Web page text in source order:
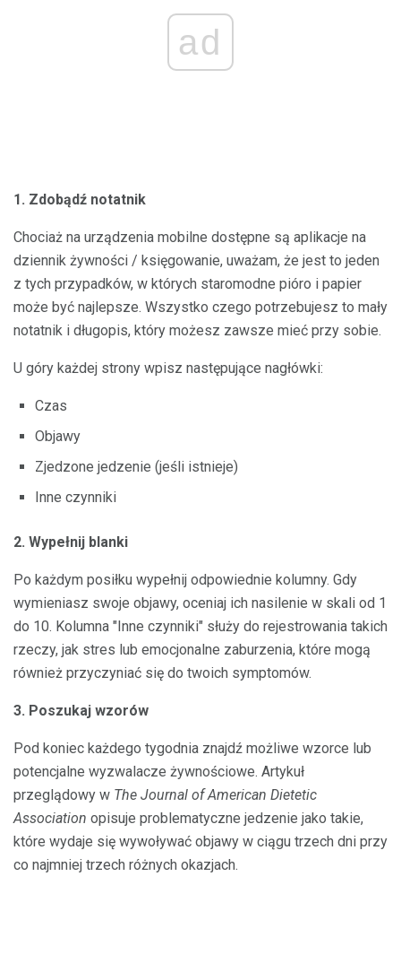
ad
1. Zdobądź notatnik
Chociaż na urządzenia mobilne dostępne są aplikacje na
dziennik żywności / księgowanie, uważam, że jest to jeden
z tych przypadków, w których staromodne pióro i papier
może być najlepsze. Wszystko czego potrzebujesz to mały
notatnik i długopis, który możesz zawsze mieć przy sobie.
U góry każdej strony wpisz następujące nagłówki:
Czas
Objawy
Zjedzone jedzenie (jeśli istnieje)
Inne czynniki
2. Wypełnij blanki
Po każdym posiłku wypełnij odpowiednie kolumny. Gdy
wymieniasz swoje objawy, oceniaj ich nasilenie w skali od 1
do 10. Kolumna "Inne czynniki" służy do rejestrowania takich
rzeczy, jak stres lub emocjonalne zaburzenia, które mogą
również przyczyniać się do twoich symptomów.
3. Poszukaj wzorów
Pod koniec każdego tygodnia znajdź możliwe wzorce lub
potencjalne wyzwalacze żywnościowe. Artykuł
przeglądowy w The Journal of American Dietetic
Association opisuje problematyczne jedzenie jako takie,
które wydaje się wywoływać objawy w ciągu trzech dni przy
co najmniej trzech różnych okazjach.